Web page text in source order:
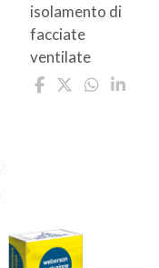
isolamento di
facciate
ventilate